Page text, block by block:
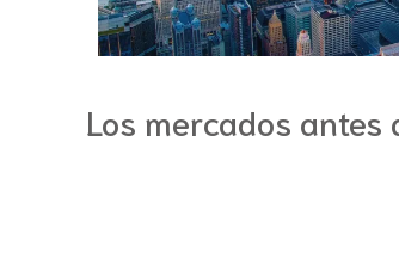
Los mercados antes